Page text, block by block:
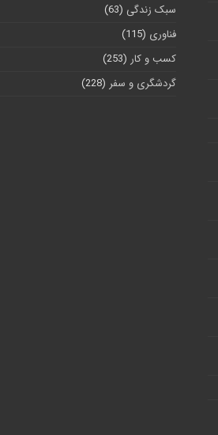
سبک زندگی (63)
فناوری (115)
کسب و کار (253)
گردشگری و سفر (228)